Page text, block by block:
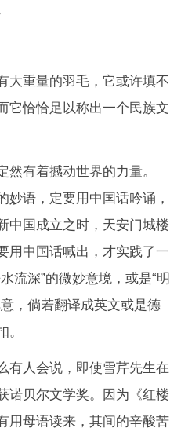
重量的羽毛，它或许填不
它恰恰足以称出一个民族文
有着撼动世界的力量。
妙语，定要用中国话吟诵，
中国成立之时，天安门城楼
用中国话喊出，才实践了一
流深”的微妙意境，或是“明
，倘若翻译成英文或是德
人会说，即使雪芹先生在
诺贝尔文学奖。因为《红楼
用母语读来，其间的辛酸苦